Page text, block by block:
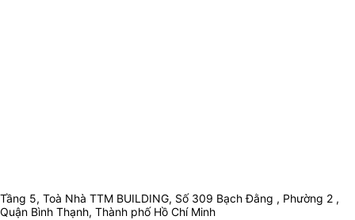
Tầng 5, Toà Nhà TTM BUILDING, Số 309 Bạch Đằng , Phường 2 ,
Quận Bình Thạnh, Thành phố Hồ Chí Minh